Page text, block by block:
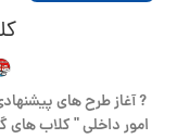
? آغاز طرح های
امور داخلی " کلاب های